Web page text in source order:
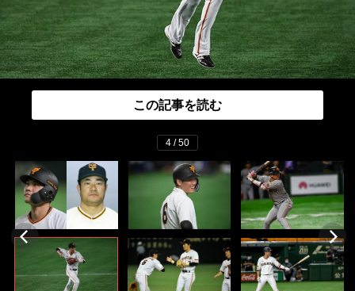
この記事を読む
4 / 50